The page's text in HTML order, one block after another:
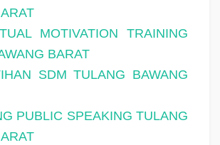
MOTIVATION TRAINING
BARAT
SDM TULANG BAWANG
PUBLIC SPEAKING TULANG